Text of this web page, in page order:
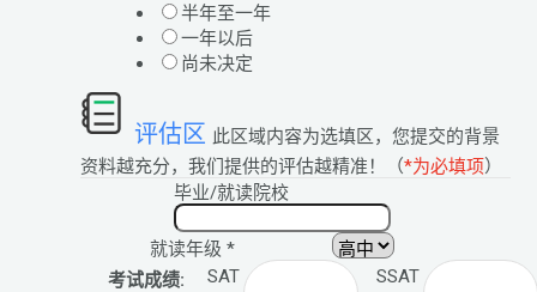
半年至一年
一年以后
尚未决定
评估区 此区域内容为选填区，您提交的背景
资料越充分，我们提供的评估越精准！（*为必填项）
毕业/就读院校
就读年级*
考试成绩:
SAT SSAT